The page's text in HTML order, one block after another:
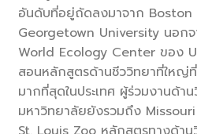
อันดับที่อยู่ถัดลงมาจาก Boston
Georgetown University นอก
World Ecology Center ของ
สอนหลักสูตรด้านชีววิทยาที่ใหญ่
มากที่สุดในประเทศ ผู้ร่วมงานด้า
มหาวิทยาลัยยังรวมถึง